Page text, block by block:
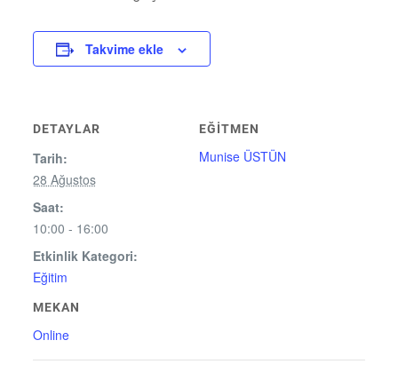
Takvime ekle
DETAYLAR
Tarih:
28 Ağustos
Saat:
10:00 - 16:00
Etkinlik Kategori:
Eğitim
MEKAN
Online
EĞITMEN
Munise ÜSTÜN